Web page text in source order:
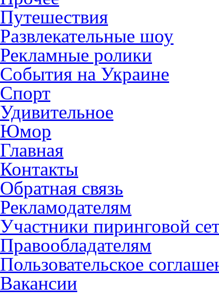
Путешествия
Развлекательные шоу
Рекламные ролики
События на Украине
Спорт
Удивительное
Юмор
Главная
Контакты
Обратная связь
Рекламодателям
Участники пиринговой
Правообладателям
Пользовательское
Вакансии